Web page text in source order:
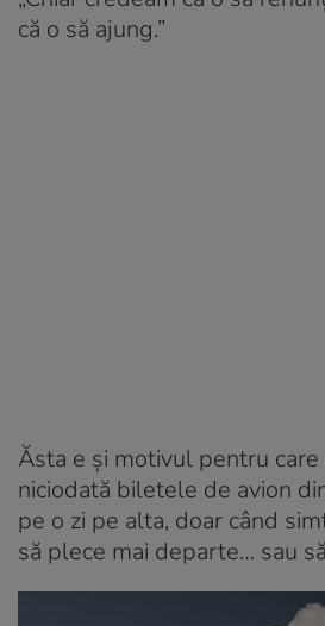
că o să ajung.”
Ăsta e și motivul pentru care
niciodată biletele de avion
pe o zi pe alta, doar când
să plece mai departe… sau